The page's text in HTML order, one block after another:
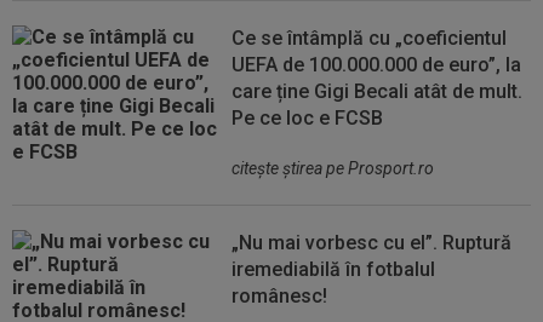
Ce se întâmplă cu „coeficientul
UEFA de 100.000.000 de euro”, la
care ține Gigi Becali atât de mult.
Pe ce loc e FCSB
citeşte ştirea pe Prosport.ro
„Nu mai vorbesc cu el”. Ruptură
iremediabilă în fotbalul
românesc!